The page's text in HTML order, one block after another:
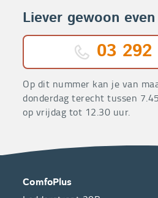
Liever gewoon
03 292
Op dit nummer kan je van
donderdag terecht tussen
op vrijdag tot 12.30 uur.
OVER
ONS
CONTACT
ComfoPlus